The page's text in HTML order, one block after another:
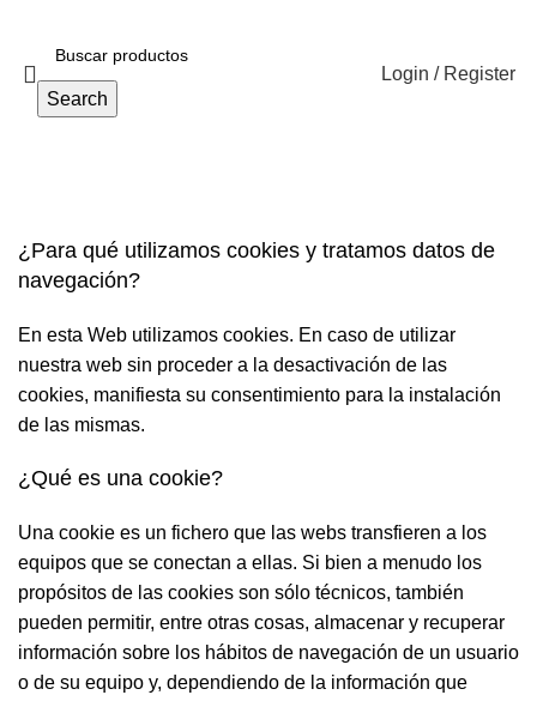
Search
Login / Register
¿Para qué utilizamos cookies y tratamos datos de
navegación?
En esta Web utilizamos cookies. En caso de utilizar
nuestra web sin proceder a la desactivación de las
cookies, manifiesta su consentimiento para la instalación
de las mismas.
¿Qué es una cookie?
Una cookie es un fichero que las webs transfieren a los
equipos que se conectan a ellas. Si bien a menudo los
propósitos de las cookies son sólo técnicos, también
pueden permitir, entre otras cosas, almacenar y recuperar
información sobre los hábitos de navegación de un usuario
o de su equipo y, dependiendo de la información que